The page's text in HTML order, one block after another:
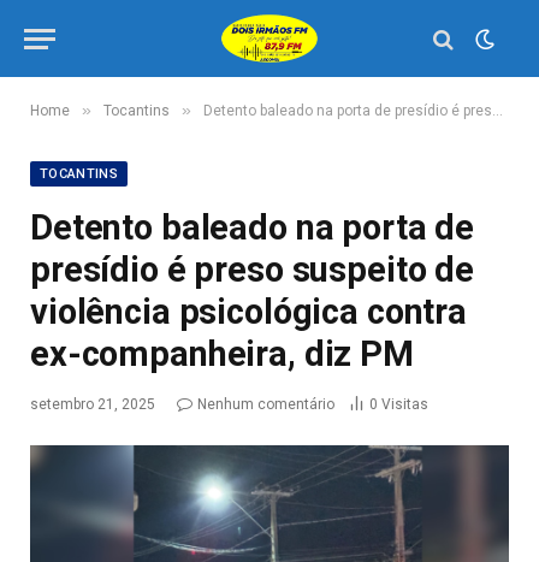
Home » Tocantins » Detento baleado na porta de presídio é preso suspeito de violência psicológica contra ex-companheira, diz PM
TOCANTINS
Detento baleado na porta de
presídio é preso suspeito de
violência psicológica contra
ex-companheira, diz PM
setembro 21, 2025 Nenhum comentário 0 Visitas